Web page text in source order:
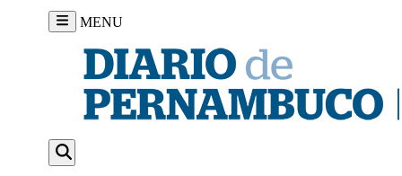
MENU